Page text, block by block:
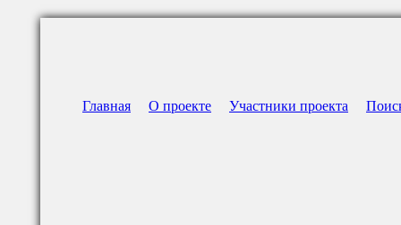
Главная О проекте Участники проекта